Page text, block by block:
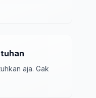
aja. Gak